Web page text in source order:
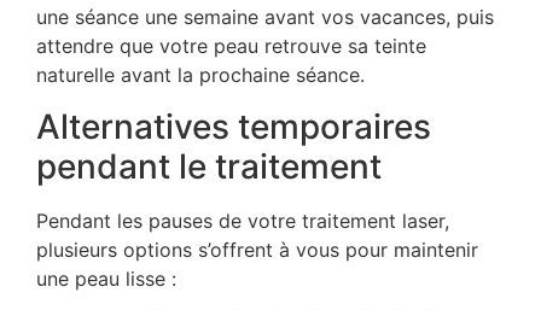
une séance une semaine avant vos vacances, puis
attendre que votre peau retrouve sa teinte
naturelle avant la prochaine séance.
Alternatives temporaires
pendant le traitement
Pendant les pauses de votre traitement laser,
plusieurs options s’offrent à vous pour maintenir
une peau lisse :